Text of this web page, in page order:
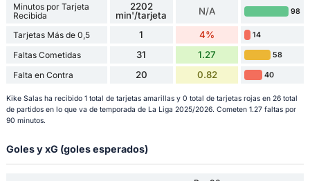
Minutos por Tarjeta
Recibida
2202
min'/tarjeta
N/A 98
Tarjetas Más de 0,5 1 4% 14
Faltas Cometidas 31 1.27 58
Falta en Contra 20 0.82 40
Kike Salas ha recibido 1 total de tarjetas amarillas y 0 total de tarjetas rojas en 26 total
de partidos en lo que va de temporada de La Liga 2025/2026. Cometen 1.27 faltas por
90 minutos.
Goles y xG (goles esperados)